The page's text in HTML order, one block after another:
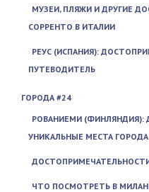
МУЗЕИ, ПЛЯЖИ И ДРУГИЕ
СОРРЕНТО В ИТАЛИИ
РЕУС (ИСПАНИЯ):
ПУТЕВОДИТЕЛЬ
ГОРОДА #24
РОВАНИЕМИ
УНИКАЛЬНЫЕ МЕСТА ГОРОДА
ЧТО ПОСМОТРЕТЬ В